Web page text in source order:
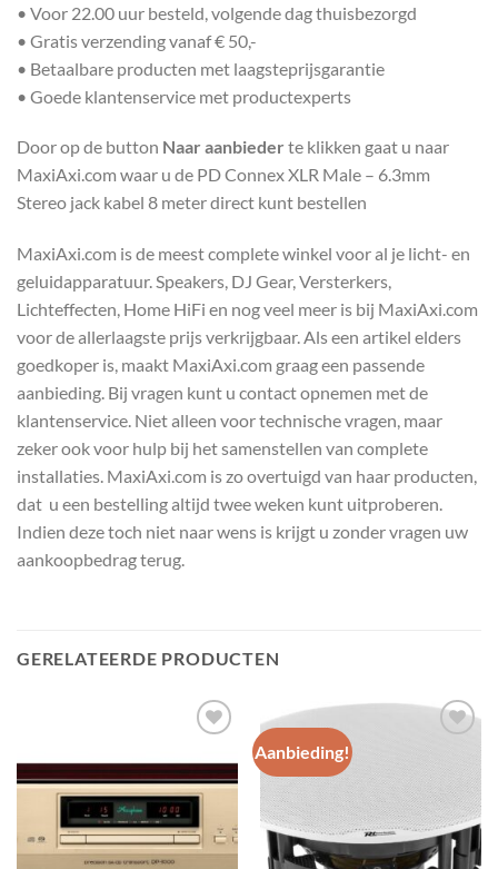
• Voor 22.00 uur besteld, volgende dag thuisbezorgd
• Gratis verzending vanaf € 50,-
• Betaalbare producten met laagsteprijsgarantie
• Goede klantenservice met productexperts
Door op de button Naar aanbieder te klikken gaat u naar
MaxiAxi.com waar u de PD Connex XLR Male – 6.3mm
Stereo jack kabel 8 meter direct kunt bestellen
MaxiAxi.com is de meest complete winkel voor al je licht- en
geluidapparatuur. Speakers, DJ Gear, Versterkers,
Lichteffecten, Home HiFi en nog veel meer is bij MaxiAxi.com
voor de allerlaagste prijs verkrijgbaar. Als een artikel elders
goedkoper is, maakt MaxiAxi.com graag een passende
aanbieding. Bij vragen kunt u contact opnemen met de
klantenservice. Niet alleen voor technische vragen, maar
zeker ook voor hulp bij het samenstellen van complete
installaties. MaxiAxi.com is zo overtuigd van haar producten,
dat u een bestelling altijd twee weken kunt uitproberen.
Indien deze toch niet naar wens is krijgt u zonder vragen uw
aankoopbedrag terug.
GERELATEERDE PRODUCTEN
Toevoegen
aan
wenslijst
Aanbieding!
Toevoegen
aan
wenslijst